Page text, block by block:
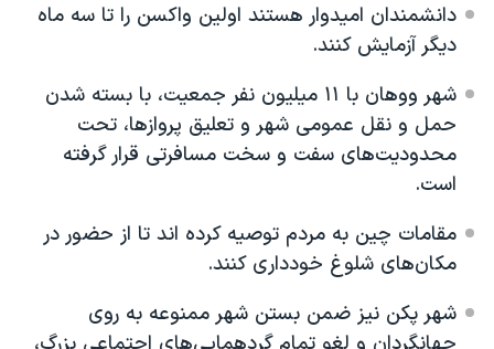
دانشمندان امیدوار هستند اولین واکسن را تا سه ماه
دیگر آزمایش کنند.
شهر ووهان با ۱۱ میلیون نفر جمعیت، با بسته شدن
حمل و نقل عمومی شهر و تعلیق پروازها، تحت
محدودیت‌های سفت و سخت مسافرتی قرار گرفته
است.
مقامات چین به مردم توصیه کرده اند تا از حضور در
مکان‌های شلوغ خودداری کنند.
شهر پکن نیز ضمن بستن شهر ممنوعه به روی